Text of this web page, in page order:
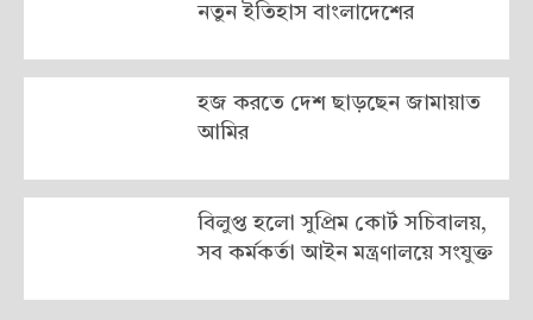
নতুন ইতিহাস বাংলাদেশের
হজ করতে দেশ ছাড়ছেন জামায়াত
আমির
বিলুপ্ত হলো সুপ্রিম কোর্ট সচিবালয়,
সব কর্মকর্তা আইন মন্ত্রণালয়ে সংযুক্ত